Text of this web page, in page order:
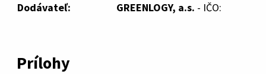
Dodávateľ:
GREENLOGY, a.s. - IČO:
Prílohy